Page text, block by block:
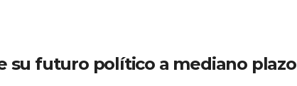
su futuro político a mediano plazo